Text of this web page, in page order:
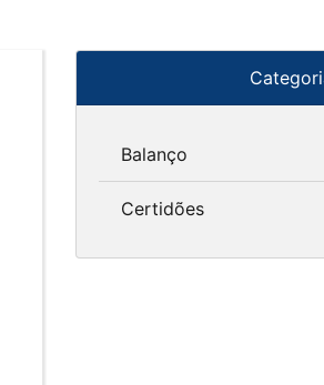
Balanço
Certidões